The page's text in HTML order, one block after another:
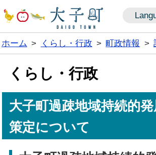
ホーム > くらし・行政 > 町政情報 >
くらし・行政
大子町過疎地域持続的
策定について